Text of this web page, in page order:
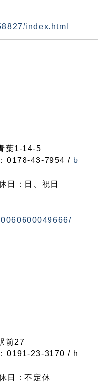
index.html
葉1-14-5
0178-43-7954 / b
日：日、祝日
前27
0191-23-3170 / h
日：不定休